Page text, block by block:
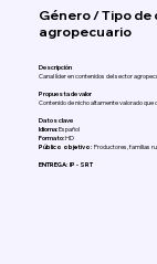
Género / Tipo
agropecuario
Descripción
Canal líder en contenidos del sector
Propuesta de valor
Contenido de nicho altamente valorado
Datos clave
Idioma:Español
Formato:HD
Público objetivo: Productores, familias
ENTREGA: IP - SRT